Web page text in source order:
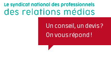
Un conseil, un devis ?
On vous répond !